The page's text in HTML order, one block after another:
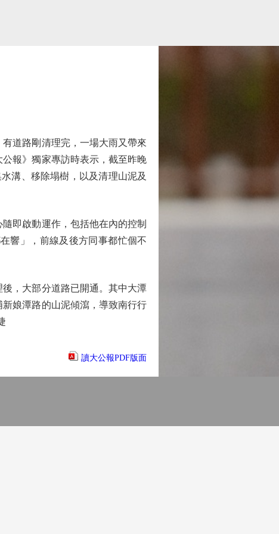
道路剛清理完，一場大雨又帶來
報》獨家專訪時表示，截至昨晚
溝、移除塌樹，以及清理山泥及
即啟動運作，包括他在內的控制
響」，前線及後方同事都忙個不
，大部分道路已開通。其中大潭
娘潭路的山泥傾瀉，導致南行行
讀大公報PDF版面